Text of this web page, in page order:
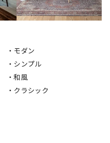
・モダン
・シンプル
・和風
・クラシック